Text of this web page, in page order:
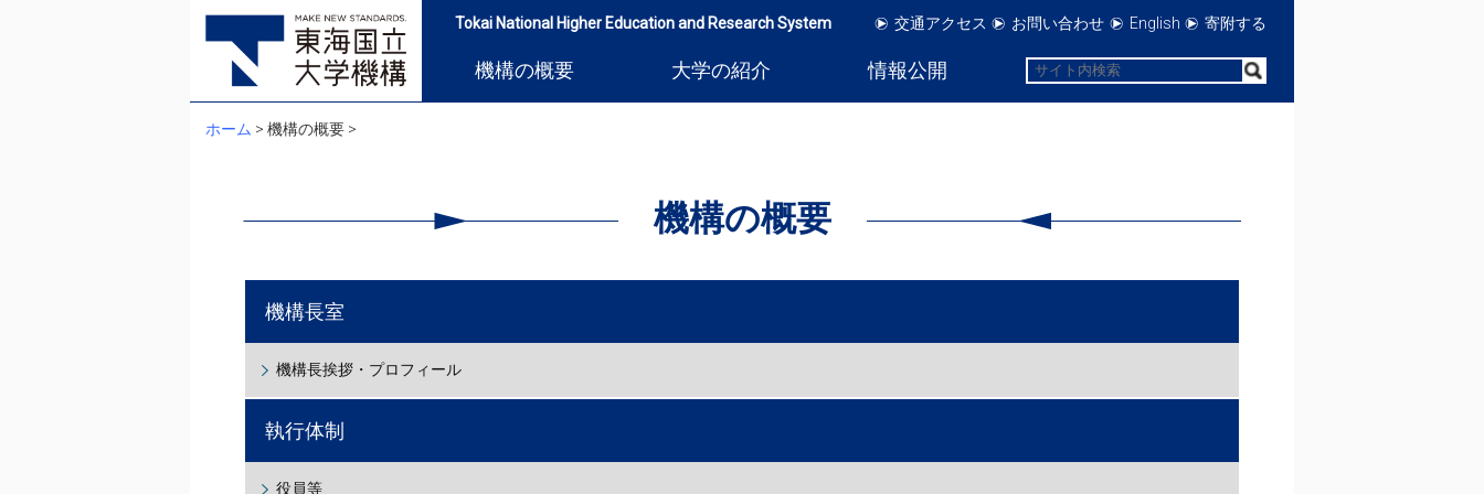
Tokai National Higher Education and Research System 交通アクセス お問い合わせ English 寄附する
機構の概要 大学の紹介 情報公開
ホーム > 機構の概要 >
機構の概要
機構長室
機構長挨拶・プロフィール
執行体制
役員等